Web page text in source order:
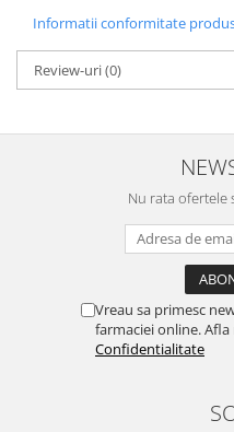
Informatii conformitate
Review-uri(0)
Nu rata ofertele
Vreau sa primesc
farmaciei online.
Confidentialitate